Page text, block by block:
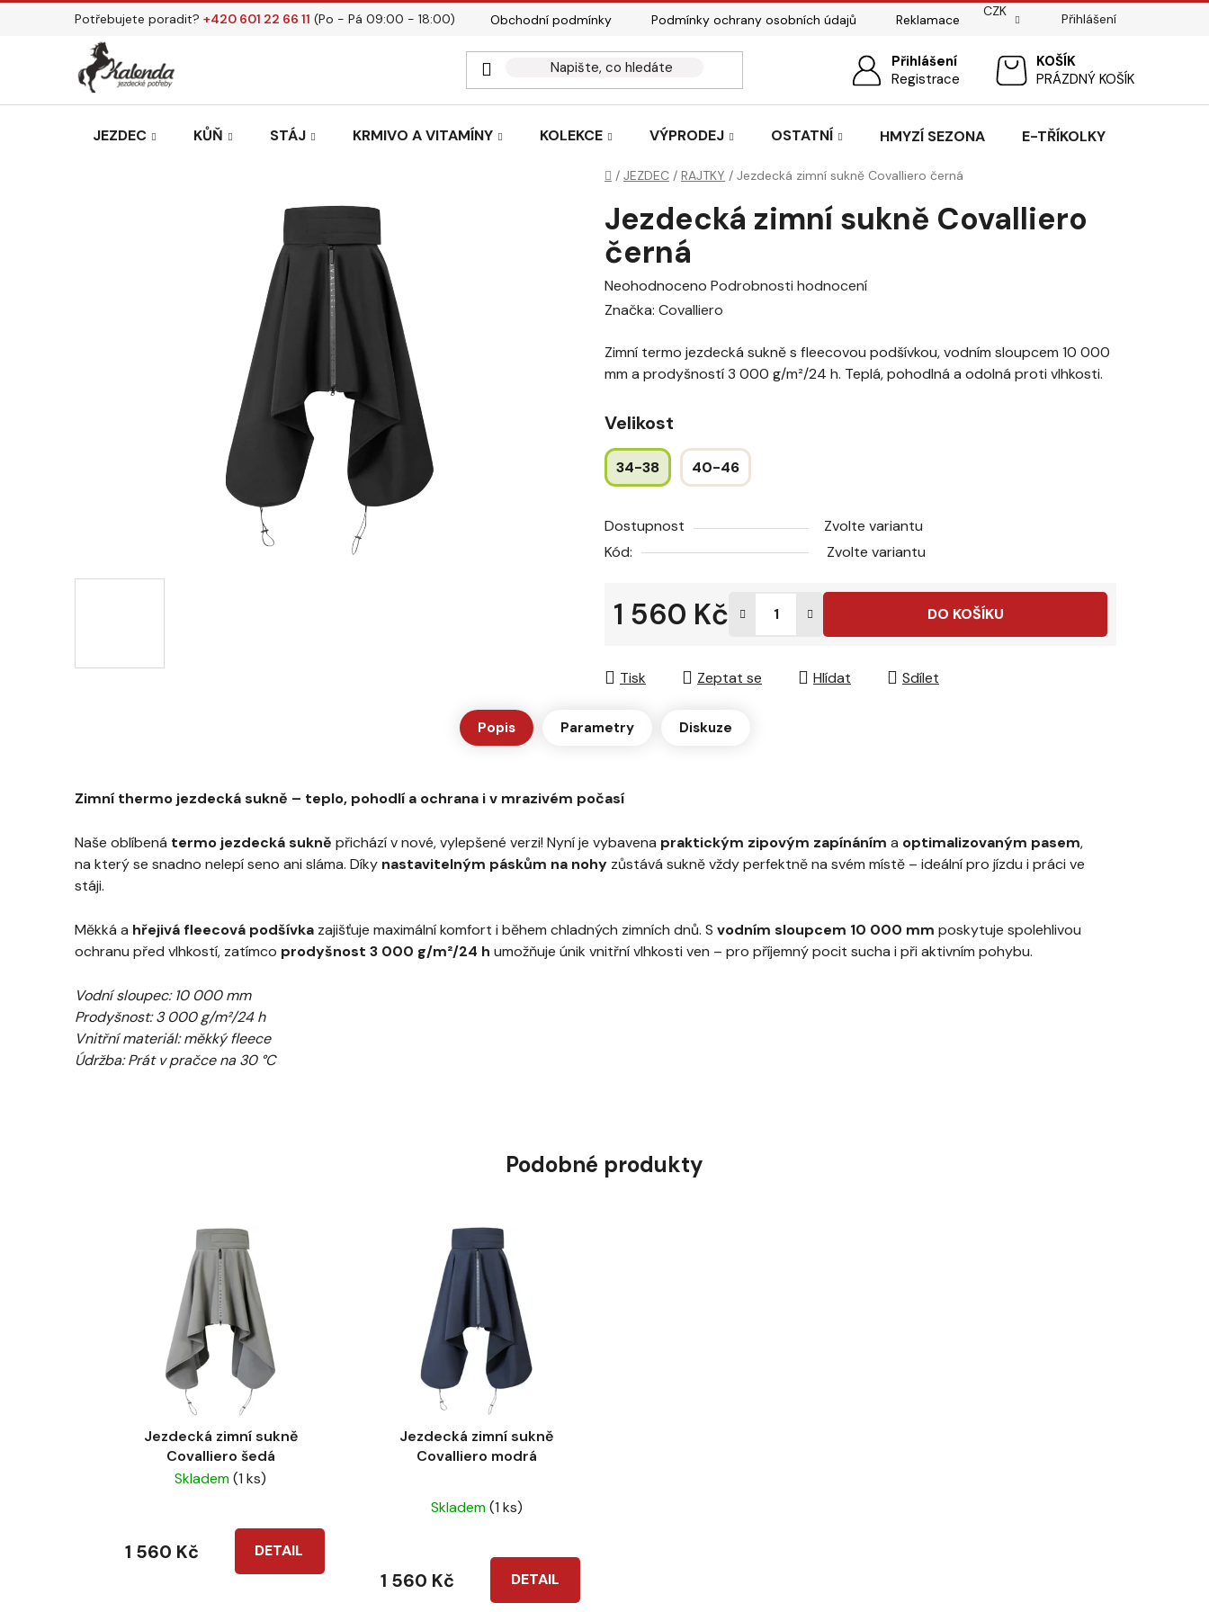
Přejít
Potřebujete poradit? +420 601 22 66 11 (Po - Pá 09:00 - 18:00) Obchodní podmínky Podmínky ochrany osobních údajů
Reklamace
Pasování sedel pro koně
CZK
Přihlášení
Přihlášení
Registrace
NÁKUPNÍPRÁZDNÝ KOŠÍK
JEZDEC KŮŇ STÁJ KRMIVO A VITAMÍNY KOLEKCE VÝPRODEJ OSTATNÍ HMYZÍ SEZONA E-TŘÍKOLKY
Domů
/ JEZDEC / RAJTKY / Jezdecká zimní sukně Covalliero černá
Jezdecká zimní sukně Covalliero
černá
Průměrné
hodnocení
je
0,0
5
hvězdiček.
Neohodnoceno Podrobnosti hodnocení
Značka: Covalliero
Zimní termo jezdecká sukně s fleecovou podšívkou, vodním sloupcem 10 000
mm a prodyšností 3 000 g/m²/24 h. Teplá, pohodlná a odolná proti vlhkosti.
Velikost
34-38 40-46
Dostupnost
Zvolte variantu
Kód:
Zvolte variantu
1 560 Kč DO KOŠÍKU
Tisk Zeptat se Hlídat Sdílet
Popis Parametry Diskuze
Zimní thermo jezdecká sukně – teplo, pohodlí a ochrana i v mrazivém počasí
Naše oblíbená termo jezdecká sukně přichází v nové, vylepšené verzi! Nyní je vybavena praktickým zipovým zapínáním a optimalizovaným pasem,
na který se snadno nelepí seno ani sláma. Díky nastavitelným páskům na nohy zůstává sukně vždy perfektně na svém místě – ideální pro jízdu i práci ve
stáji.
Měkká a hřejivá fleecová podšívka zajišťuje maximální komfort i během chladných zimních dnů. S vodním sloupcem 10 000 mm poskytuje spolehlivou
ochranu před vlhkostí, zatímco prodyšnost 3 000 g/m²/24 h umožňuje únik vnitřní vlhkosti ven – pro příjemný pocit sucha i při aktivním pohybu.
Vodní sloupec: 10 000 mm
Prodyšnost: 3 000 g/m²/24 h
Vnitřní materiál: měkký fleece
Údržba: Prát v pračce na 30 °C
Podobné produkty
Jezdecká zimní sukně
Covalliero šedá
Skladem(1 ks)
DETAIL
1 560 Kč
Jezdecká zimní sukně
Covalliero modrá
hodnocení
Skladem(1 ks)
DETAIL
1 560 Kč